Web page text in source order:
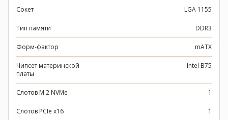
Сокет LGA 1155
Тип памяти DDR3
Форм-фактор mATX
Чипсет материнской
платы
Intel B75
Слотов M.2 NVMe 1
Слотов PCIe x16 1